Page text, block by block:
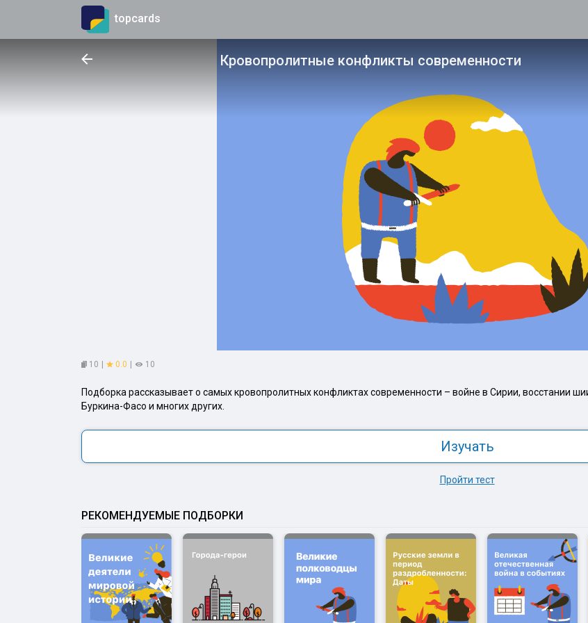
topcards
Кровопролитные конфликты современности
10 | 0.0 | 10
Подборка рассказывает о самых кровопролитных конфликтах современности – войне в Сирии, восстании
Буркина-Фасо и многих других.
Изучать
Пройти тест
РЕКОМЕНДУЕМЫЕ ПОДБОРКИ